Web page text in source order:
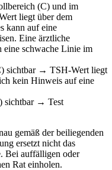
(C) und im
liegt über dem
kann auf eine
Eine ärztliche
schwache Linie im
sichtbar → TSH-Wert liegt
kein Hinweis auf eine
sichtbar → Test
gemäß der beiliegenden
ersetzt nicht das
Bei auffälligen oder
Rat einholen.